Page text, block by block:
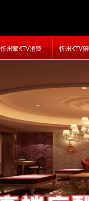
忻州荤KTV消费 忻州KTV